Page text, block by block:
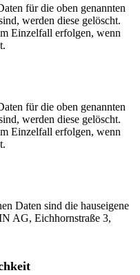
für die oben genannten
werden diese gelöscht.
Einzelfall erfolgen, wenn
für die oben genannten
werden diese gelöscht.
Einzelfall erfolgen, wenn
Daten sind die hauseigene
AG, Eichhornstraße 3,